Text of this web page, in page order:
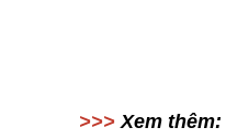
>>> Xem thêm: